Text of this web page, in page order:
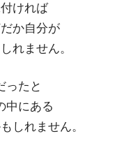
ければ
か自分が
れません。
ったと
中にある
しれません。